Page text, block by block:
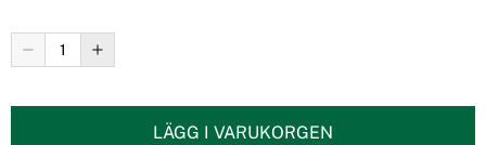
LÄGG I VARUKORGEN